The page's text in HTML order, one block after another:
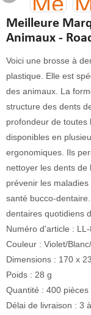
Meilleure
Animaux -
Voici une brosse à
plastique. Elle est
des animaux. La
structure des dents
profondeur de toutes
disponibles en
ergonomiques. Ils
nettoyer les dents de
prévenir les
santé bucco-
dentaires quotidiens
Numéro d'article :
Couleur : Violet/
Dimensions : 170 x
Poids : 28 g
Quantité : 400 pièces
Délai de livraison : 3